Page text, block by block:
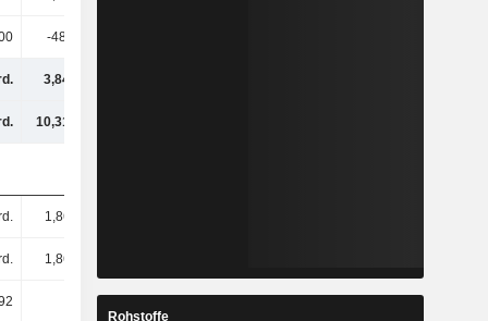
-482.000
3,84 Mrd.
10,31 Mrd.
1,86 Mrd.
1,86 Mrd.
2,06
Rohstoffe